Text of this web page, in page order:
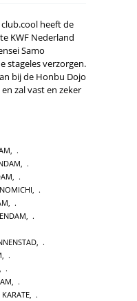
heeft de
KWF Nederland
Samo
stageles verzorgen.
bij de Honbu Dojo
zal vast en zeker
,
,
,
,
,